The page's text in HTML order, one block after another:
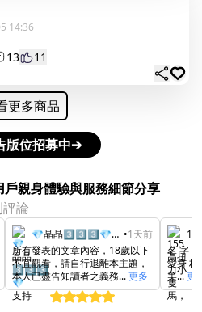
14:36
13
11
更多商品
版位招募中➔
親身體驗與服務細節分享
論
💎晶晶3️⃣3️⃣3️⃣💎支持台灣本土 •1天前
所有發表的文章內容，18歲以下
不宜觀看，請自行退離本主題，
本人已盡告知讀者之義務...更多
名 字：
愛身
美...更